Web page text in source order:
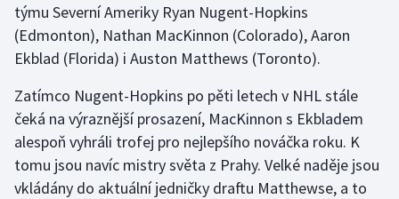
týmu Severní Ameriky Ryan Nugent-Hopkins
(Edmonton), Nathan MacKinnon (Colorado), Aaron
Ekblad (Florida) i Auston Matthews (Toronto).
Zatímco Nugent-Hopkins po pěti letech v NHL stále
čeká na výraznější prosazení, MacKinnon s Ekbladem
alespoň vyhráli trofej pro nejlepšího nováčka roku. K
tomu jsou navíc mistry světa z Prahy. Velké naděje jsou
vkládány do aktuální jedničky draftu Matthewse, a to